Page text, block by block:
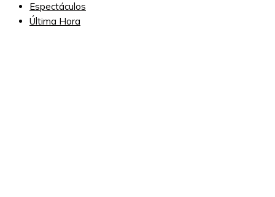
Espectáculos
Última Hora